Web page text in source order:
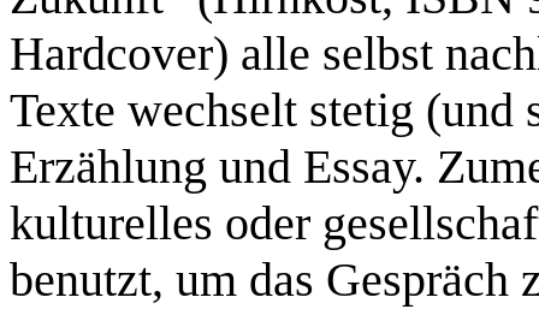
Hardcover) alle selbst
Texte wechselt stetig
Erzählung und Essay.
kulturelles oder
benutzt, um das Gespräch